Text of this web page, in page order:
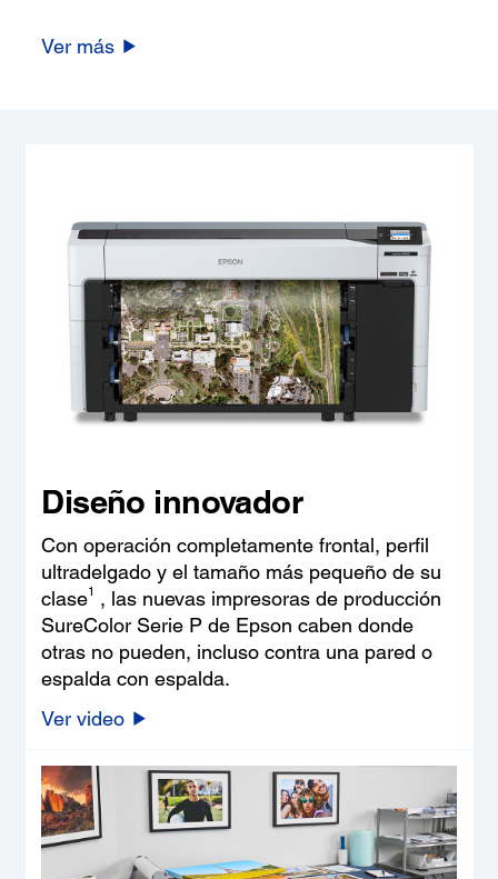
Ver más
Diseño innovador
Con operación completamente frontal, perfil
ultradelgado y el tamaño más pequeño de su
clase1
, las nuevas impresoras de producción
SureColor Serie P de Epson caben donde
otras no pueden, incluso contra una pared o
espalda con espalda.
Ver video